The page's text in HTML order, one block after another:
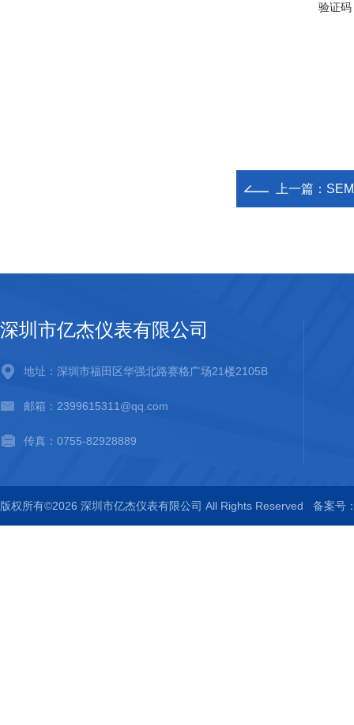
验证码
上一篇：
深圳市亿杰仪表有限公司
地址：深圳市福田区华强北路赛格广场21楼2105B
邮箱：2399615311@qq.com
传真：0755-82928889
版权所有©2026 深圳市亿杰仪表有限公司 All Rights Reserved 备案号